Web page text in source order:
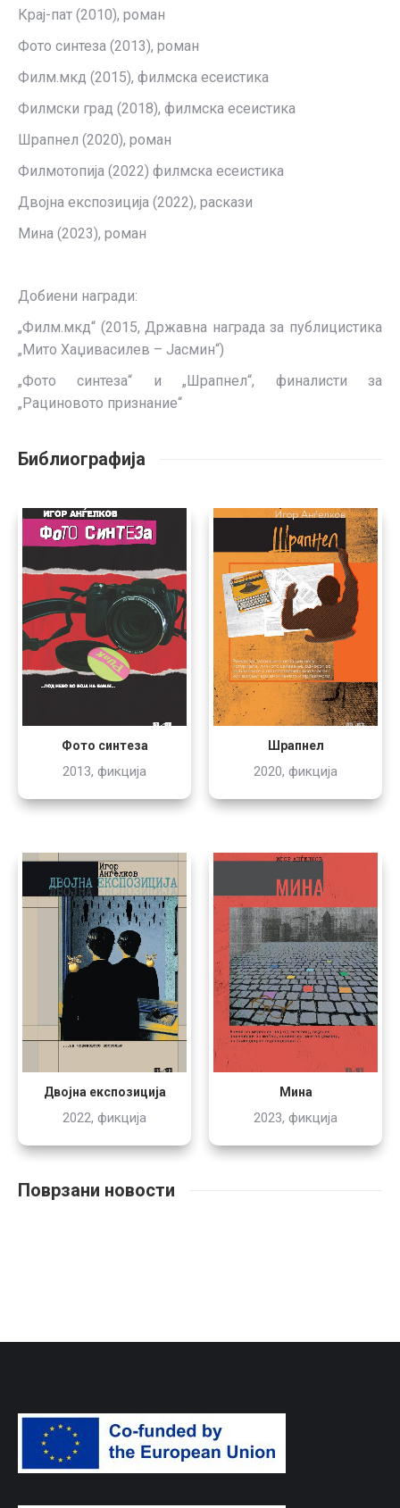
Крај-пат (2010), роман
Фото синтеза (2013), роман
Филм.мкд (2015), филмска есеистика
Филмски град (2018), филмска есеистика
Шрапнел (2020), роман
Филмотопија (2022) филмска есеистика
Двојна експозиција (2022), раскази
Мина (2023), роман
Добиени награди:
„Филм.мкд“ (2015, Државна награда за публицистика
„Мито Хаџивасилев – Јасмин“)
„Фото синтеза“ и „Шрапнел“, финалисти за
„Рациновото признание“
Библиографија
Фото синтеза
2013, фикција
Шрапнел
2020, фикција
Двојна експозиција
2022, фикција
Мина
2023, фикција
Поврзани новости